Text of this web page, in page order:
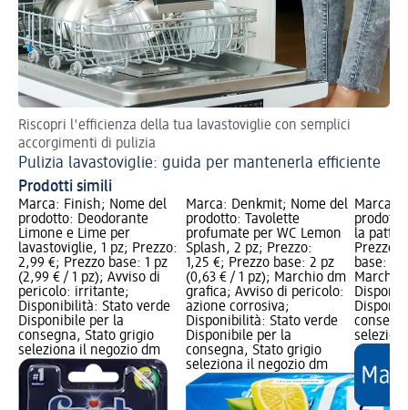
Riscopri l'efficienza della tua lavastoviglie con semplici
accorgimenti di pulizia
Pulizia lavastoviglie: guida per mantenerla efficiente
Prodotti simili
Marca: Finish; Nome del
prodotto: Deodorante
Limone e Lime per
lavastoviglie, 1 pz; Prezzo:
2,99 €; Prezzo base: 1 pz
(2,99 € / 1 pz); Avviso di
pericolo: irritante;
Disponibilità: Stato verde
Disponibile per la
consegna, Stato grigio
seleziona il negozio dm
Marca: Denkmit; Nome del
prodotto: Tavolette
profumate per WC Lemon
Splash, 2 pz; Prezzo:
1,25 €; Prezzo base: 2 pz
(0,63 € / 1 pz); Marchio dm
grafica; Avviso di pericolo:
azione corrosiva;
Disponibilità: Stato verde
Disponibile per la
consegna, Stato grigio
seleziona il negozio dm
Marca:
la
Prezzo:
base: 2
Marchio